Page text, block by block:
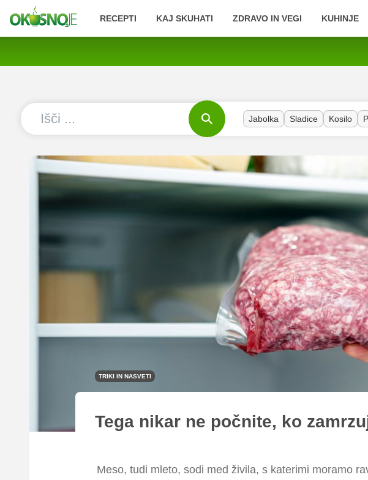
RECEPTI KAJ SKUHATI ZDRAVO IN VEGI KUHINJE
Jabolka Sladice Kosilo
TRIKI IN NASVETI
Tega nikar ne počnite, ko
Meso, tudi mleto, sodi med živila, s katerimi moramo